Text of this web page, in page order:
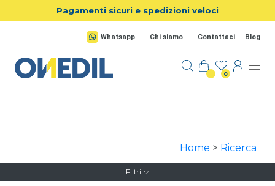
Salta al contenuto principale
Pagamenti sicuri e spedizioni veloci
Whatsapp Chi siamo Contattaci Blog
0
Home > Ricerca
Filtri